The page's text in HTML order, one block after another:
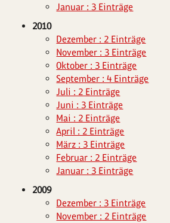
Januar : 3 Einträge
2010
Dezember : 2 Einträge
November : 3 Einträge
Oktober : 3 Einträge
September : 4 Einträge
Juli : 2 Einträge
Juni : 3 Einträge
Mai : 2 Einträge
April : 2 Einträge
März : 3 Einträge
Februar : 2 Einträge
Januar : 3 Einträge
2009
Dezember : 3 Einträge
November : 2 Einträge